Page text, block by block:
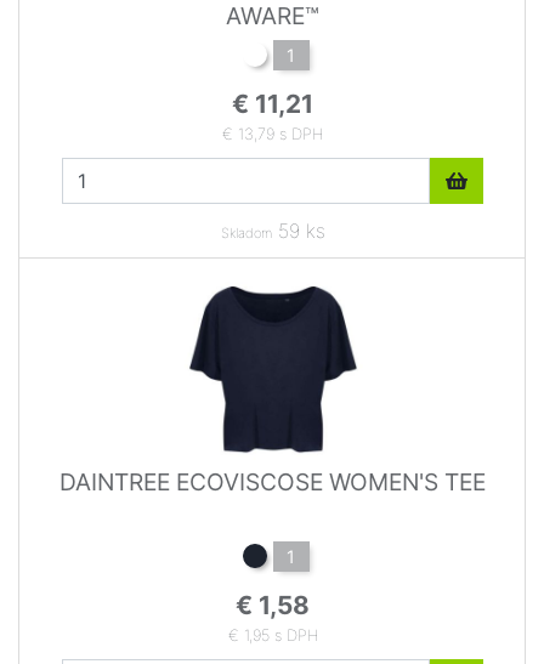
AWARE™
1
€ 11,21
€ 13,79 s DPH
Skladom59 ks
DAINTREE ECOVISCOSE WOMEN'S TEE
1
€ 1,58
€ 1,95 s DPH